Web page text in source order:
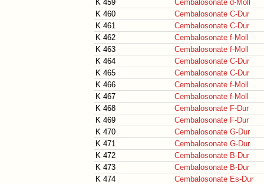
K 459
Cembalosonate d-Moll
K 460
Cembalosonate C-Dur
K 461
Cembalosonate C-Dur
K 462
Cembalosonate f-Moll
K 463
Cembalosonate f-Moll
K 464
Cembalosonate C-Dur
K 465
Cembalosonate C-Dur
K 466
Cembalosonate f-Moll
K 467
Cembalosonate f-Moll
K 468
Cembalosonate F-Dur
K 469
Cembalosonate F-Dur
K 470
Cembalosonate G-Dur
K 471
Cembalosonate G-Dur
K 472
Cembalosonate B-Dur
K 473
Cembalosonate B-Dur
K 474
Cembalosonate Es-Dur